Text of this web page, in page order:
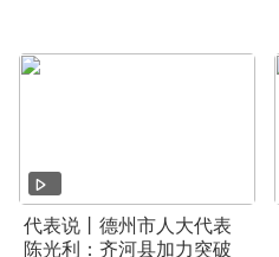
代表说丨德州市人大代表
陈光利：齐河县加力突破